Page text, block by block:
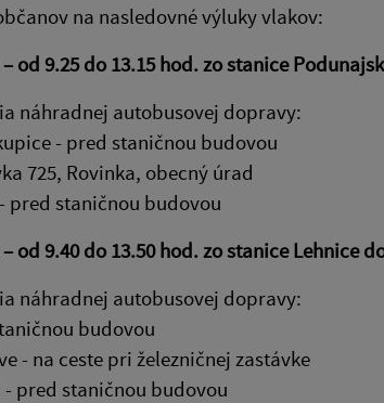
na nasledovné výluky vlakov:
– od 9.25 do 13.15 hod. zo stanice
náhradnej autobusovej dopravy:
- pred staničnou budovou
725, Rovinka, obecný úrad
pred staničnou budovou
– od 9.40 do 13.50 hod. zo stanice Lehnice
náhradnej autobusovej dopravy:
budovou
- na ceste pri železničnej zastávke
- pred staničnou budovou